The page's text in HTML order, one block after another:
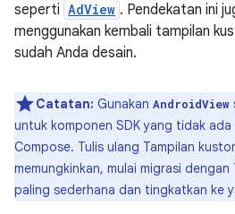
seperti AdView . Pendekatan ini
menggunakan kembali tampilan
sudah Anda desain.
Catatan: Gunakan AndroidView
untuk komponen SDK yang tidak
Compose. Tulis ulang Tampilan
memungkinkan, mulai migrasi
paling sederhana dan tingkatkan ke